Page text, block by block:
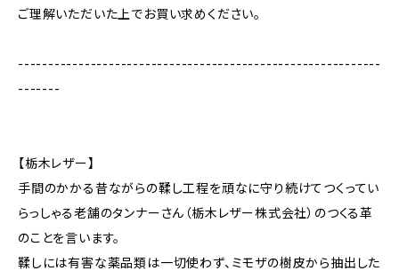
ご理解いただいた上でお買い求めください。
------------------------------------------------------------
-------
【栃木レザー】
手間のかかる昔ながらの鞣し工程を頑なに守り続けてつくってい
らっしゃる老舗のタンナーさん（栃木レザー株式会社）のつくる革
のことを言います。
鞣しには有害な薬品類は一切使わず、ミモザの樹皮から抽出した